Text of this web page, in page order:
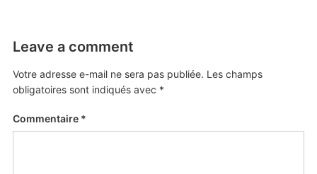
Leave a comment
Votre adresse e-mail ne sera pas publiée. Les champs
obligatoires sont indiqués avec *
Commentaire *